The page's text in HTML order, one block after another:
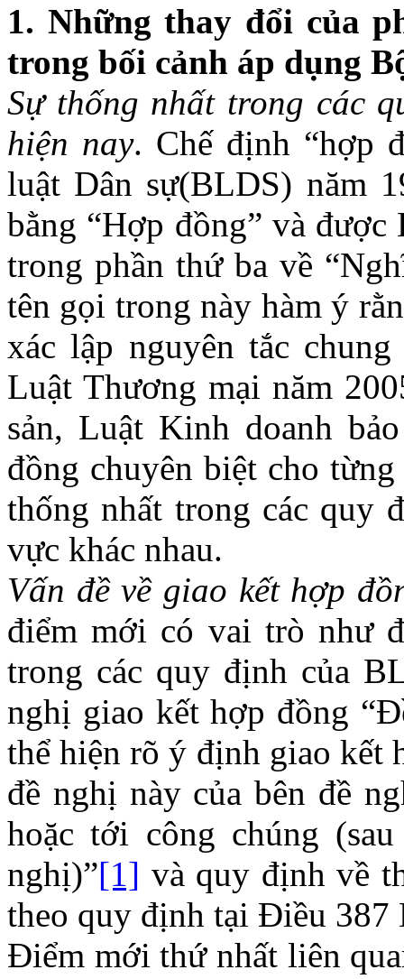
1. Những thay đổi của
trong bối cảnh áp dụng
Sự thống nhất trong các
hiện nay. Chế định “hợp
luật Dân sự(BLDS) năm
bằng “Hợp đồng” và
trong phần thứ ba về
tên gọi trong này hàm ý
xác lập nguyên tắc
Luật Thương mại năm
sản, Luật Kinh doanh
đồng chuyên biệt cho
thống nhất trong các quy
vực khác nhau.
Vấn đề về giao kết hợp
điểm mới có vai trò như
trong các quy định của
nghị giao kết hợp đồng
thể hiện rõ ý định giao kết
đề nghị này của bên đề
hoặc tới công chúng
nghị)”[1] và quy định về
theo quy định tại Điều 387
Điểm mới thứ nhất liên